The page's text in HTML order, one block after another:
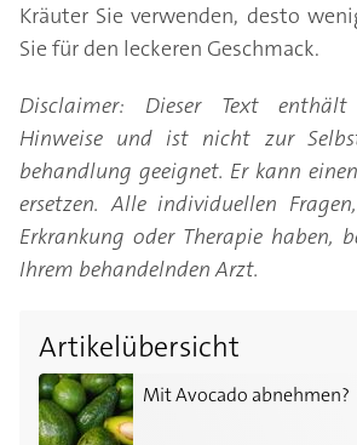
Kräuter Sie verwenden, desto
Sie für den leckeren Geschmack.
Disclaimer: Dieser Text
Hinweise und ist nicht zur
behandlung geeignet. Er kann
ersetzen. Alle individuellen
Erkrankung oder Therapie haben,
Ihrem behandelnden Arzt.
Artikelübersicht
Mit Avocado abnehmen?
Mit Avocado abnehmen?